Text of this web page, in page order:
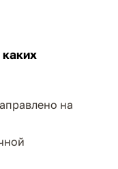
каких
на